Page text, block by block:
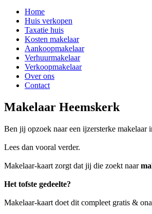
Home
Huis verkopen
Taxatie huis
Kosten makelaar
Aankoopmakelaar
Verhuurmakelaar
Verkoopmakelaar
Over ons
Contact
Makelaar Heemskerk
Ben jij opzoek naar een ijzersterke
Lees dan vooral verder.
Makelaar-kaart zorgt dat jij die zoekt naar
Het tofste gedeelte?
Makelaar-kaart doet dit compleet gratis &